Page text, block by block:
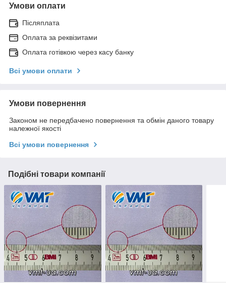
Умови оплати
Післяплата
Оплата за реквізитами
Оплата готівкою через касу банку
Всі умови оплати
Умови повернення
Законом не передбачено повернення та обмін даного товару
належної якості
Всі умови повернення
Подібні товари компанії